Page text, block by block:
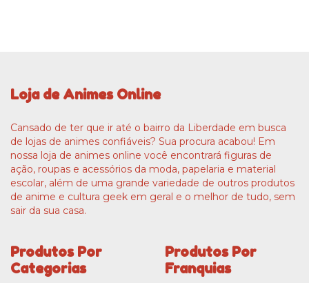
Loja de Animes Online
Cansado de ter que ir até o bairro da Liberdade em busca
de lojas de animes confiáveis? Sua procura acabou! Em
nossa loja de animes online você encontrará figuras de
ação, roupas e acessórios da moda, papelaria e material
escolar, além de uma grande variedade de outros produtos
de anime e cultura geek em geral e o melhor de tudo, sem
sair da sua casa.
Produtos Por
Categorias
Produtos Por
Franquias